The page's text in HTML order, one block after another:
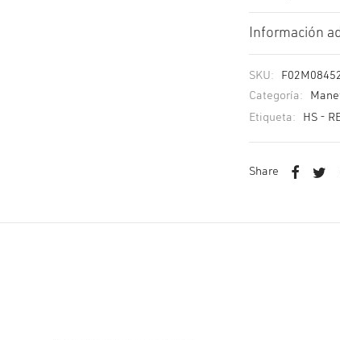
Información
SKU:
Categoría:
Etiqueta:
HS -
Share